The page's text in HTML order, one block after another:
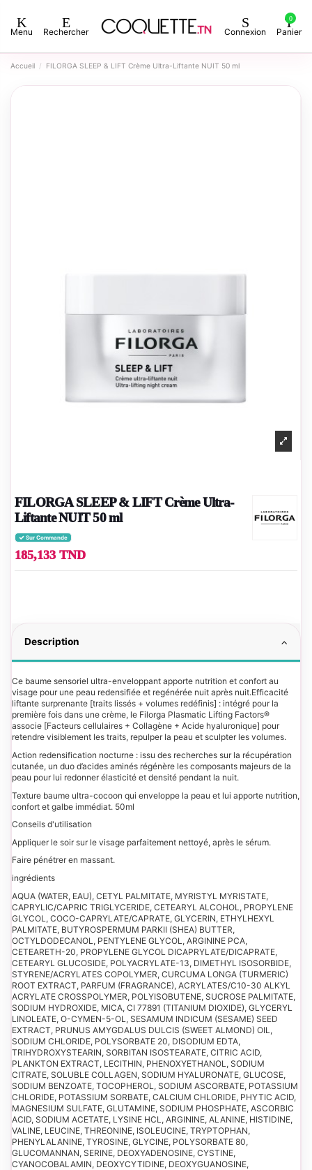
Menu Rechercher Connexion
0
Panier
Accueil FILORGA SLEEP & LIFT Crème Ultra-Liftante NUIT 50 ml
FILORGA SLEEP & LIFT Crème Ultra-
Liftante NUIT 50 ml
Sur Commande
185,133 TND
Description
Ce baume sensoriel ultra-enveloppant apporte nutrition et confort au
visage pour une peau redensifiée et regénérée nuit après nuit.Efficacité
liftante surprenante [traits lissés + volumes redéfinis] : intégré pour la
première fois dans une crème, le Filorga Plasmatic Lifting Factors®
associe [Facteurs cellulaires + Collagène + Acide hyaluronique] pour
retendre visiblement les traits, repulper la peau et sculpter les volumes.
Action redensification nocturne : issu des recherches sur la récupération
cutanée, un duo d’acides aminés régénère les composants majeurs de la
peau pour lui redonner élasticité et densité pendant la nuit.
Texture baume ultra-cocoon qui enveloppe la peau et lui apporte nutrition,
confort et galbe immédiat. 50ml
Conseils d'utilisation
Appliquer le soir sur le visage parfaitement nettoyé, après le sérum.
Faire pénétrer en massant.
ingrédients
AQUA (WATER, EAU), CETYL PALMITATE, MYRISTYL MYRISTATE,
CAPRYLIC/CAPRIC TRIGLYCERIDE, CETEARYL ALCOHOL, PROPYLENE
GLYCOL, COCO-CAPRYLATE/CAPRATE, GLYCERIN, ETHYLHEXYL
PALMITATE, BUTYROSPERMUM PARKII (SHEA) BUTTER,
OCTYLDODECANOL, PENTYLENE GLYCOL, ARGININE PCA,
CETEARETH-20, PROPYLENE GLYCOL DICAPRYLATE/DICAPRATE,
CETEARYL GLUCOSIDE, POLYACRYLATE-13, DIMETHYL ISOSORBIDE,
STYRENE/ACRYLATES COPOLYMER, CURCUMA LONGA (TURMERIC)
ROOT EXTRACT, PARFUM (FRAGRANCE), ACRYLATES/C10-30 ALKYL
ACRYLATE CROSSPOLYMER, POLYISOBUTENE, SUCROSE PALMITATE,
SODIUM HYDROXIDE, MICA, CI 77891 (TITANIUM DIOXIDE), GLYCERYL
LINOLEATE, O-CYMEN-5-OL, SESAMUM INDICUM (SESAME) SEED
EXTRACT, PRUNUS AMYGDALUS DULCIS (SWEET ALMOND) OIL,
SODIUM CHLORIDE, POLYSORBATE 20, DISODIUM EDTA,
TRIHYDROXYSTEARIN, SORBITAN ISOSTEARATE, CITRIC ACID,
PLANKTON EXTRACT, LECITHIN, PHENOXYETHANOL, SODIUM
CITRATE, SOLUBLE COLLAGEN, SODIUM HYALURONATE, GLUCOSE,
SODIUM BENZOATE, TOCOPHEROL, SODIUM ASCORBATE, POTASSIUM
CHLORIDE, POTASSIUM SORBATE, CALCIUM CHLORIDE, PHYTIC ACID,
MAGNESIUM SULFATE, GLUTAMINE, SODIUM PHOSPHATE, ASCORBIC
ACID, SODIUM ACETATE, LYSINE HCL, ARGININE, ALANINE, HISTIDINE,
VALINE, LEUCINE, THREONINE, ISOLEUCINE, TRYPTOPHAN,
PHENYLALANINE, TYROSINE, GLYCINE, POLYSORBATE 80,
GLUCOMANNAN, SERINE, DEOXYADENOSINE, CYSTINE,
CYANOCOBALAMIN, DEOXYCYTIDINE, DEOXYGUANOSINE,